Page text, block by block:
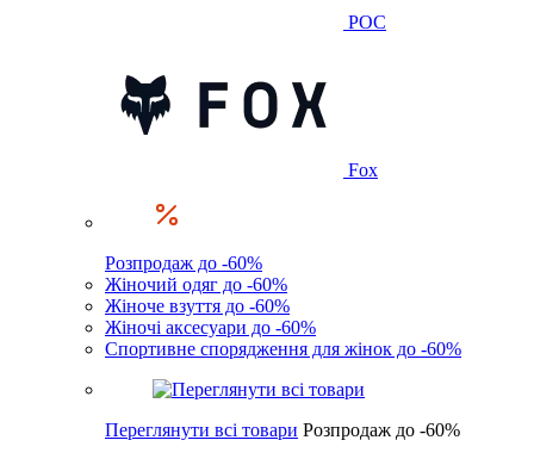
POC
Fox
Розпродаж до -60%
Жіночий одяг до -60%
Жіноче взуття до -60%
Жіночі аксесуари до -60%
Спортивне спорядження для жінок до -60%
Переглянути всі товари Розпродаж до -60%